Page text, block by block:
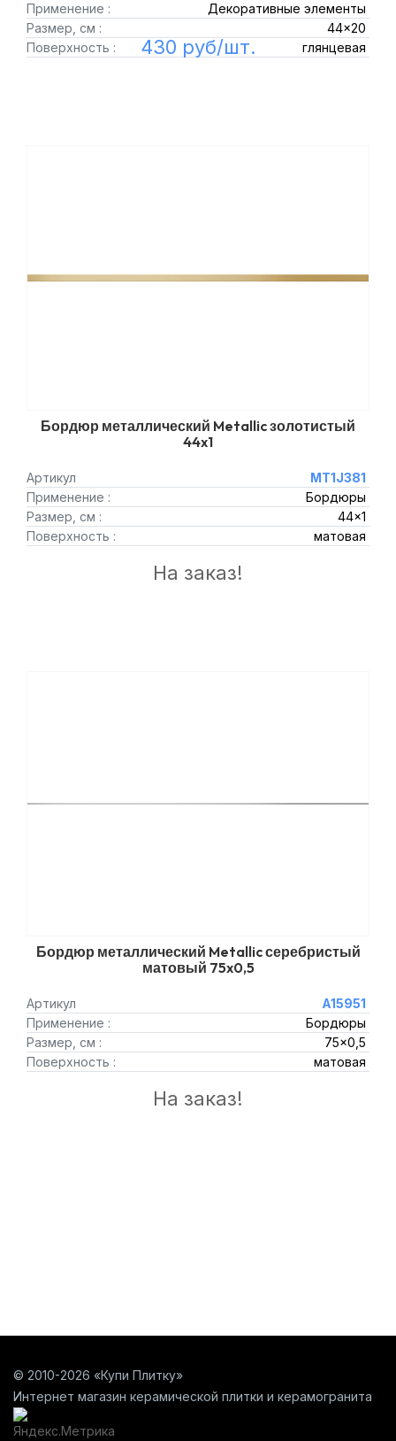
Применение :
Декоративные элементы
Размер, см :
44x20
Поверхность :
глянцевая
430 руб/шт.
Бордюр металлический Metallic золотистый
44x1
Артикул
MT1J381
Применение :
Бордюры
Размер, см :
44x1
Поверхность :
матовая
На заказ!
Бордюр металлический Metallic серебристый
матовый 75x0,5
Артикул
A15951
Применение :
Бордюры
Размер, см :
75x0,5
Поверхность :
матовая
На заказ!
© 2010-2026 «Купи Плитку»
Интернет магазин керамической плитки и керамогранита